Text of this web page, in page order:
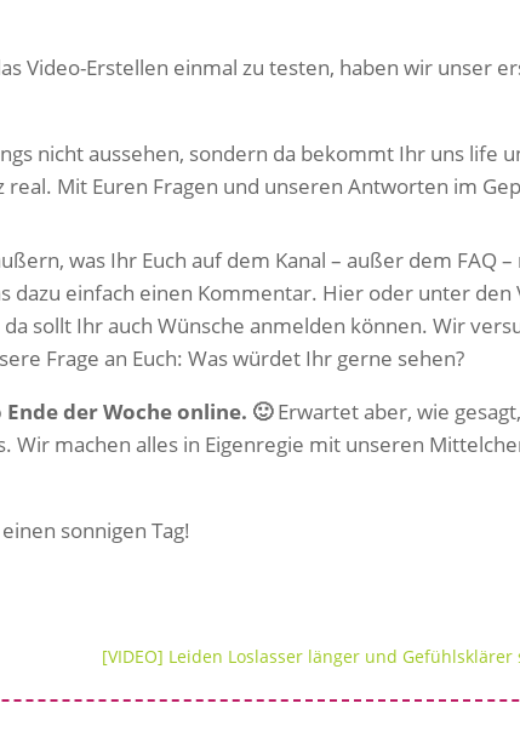
Video-Erstellen einmal zu testen, haben wir unser
nicht aussehen, sondern da bekommt Ihr uns life
real. Mit Euren Fragen und unseren Antworten im
was Ihr Euch auf dem Kanal – außer dem FAQ –
dazu einfach einen Kommentar. Hier oder unter den
sollt Ihr auch Wünsche anmelden können. Wir
Frage an Euch: Was würdet Ihr gerne sehen?
der Woche online. 🙂Erwartet aber, wie
Wir machen alles in Eigenregie mit unseren
sonnigen Tag!
[VIDEO] Leiden Loslasser länger und Gefühlsklärer